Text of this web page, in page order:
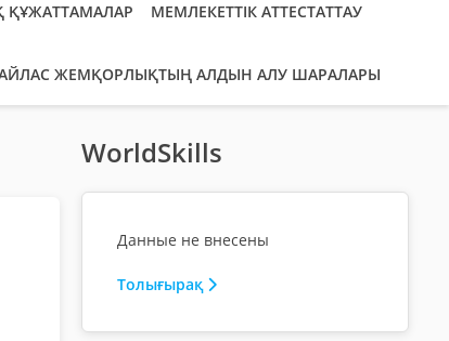
МЕМЛЕКЕТТІК АТТЕСТАТТАУ
ЖЕМҚОРЛЫҚТЫҢ АЛДЫН АЛУ ШАРАЛАРЫ
WorldSkills
Данные не внесены
Толығырақ